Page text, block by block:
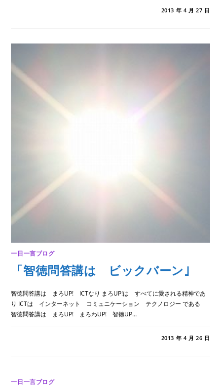
万
問｣
は
2013 年 4 月 27 日
一日一言ブログ
「智徳問答講は ビックバーン｣
智徳問答講は まろUP! ICTなり まろUP!は すべてに愛される精神であ
り ICTは インターネット コミュニケーション テクノロジー である
智徳問答講は まろUP! まろわUP! 智徳UP…
ッ
2013 年 4 月 26 日
一日一言ブログ